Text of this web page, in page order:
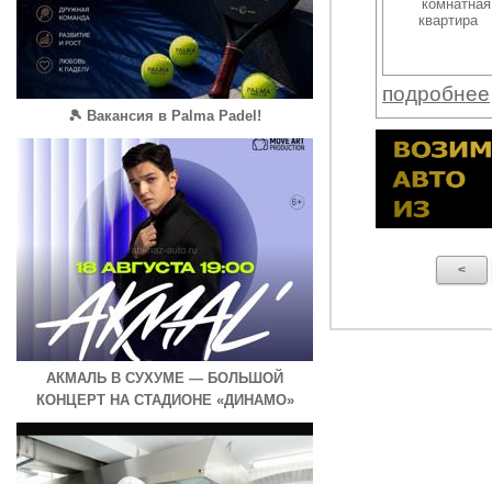
🎾 Вакансия в Palma Padel!
АКМАЛЬ В СУХУМЕ — БОЛЬШОЙ
КОНЦЕРТ НА СТАДИОНЕ «ДИНАМО»
подробнее
<